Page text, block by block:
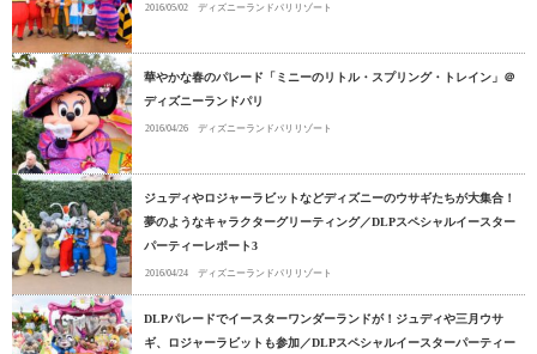
2016/05/02 ディズニーランドパリリゾート
華やかな春のパレード「ミニーのリトル・スプリング・トレイン」＠
ディズニーランドパリ
2016/04/26 ディズニーランドパリリゾート
ジュディやロジャーラビットなどディズニーのウサギたちが大集合！
夢のようなキャラクターグリーティング／DLPスペシャルイースター
パーティーレポート3
2016/04/24 ディズニーランドパリリゾート
DLPパレードでイースターワンダーランドが！ジュディや三月ウサ
ギ、ロジャーラビットも参加／DLPスペシャルイースターパーティー